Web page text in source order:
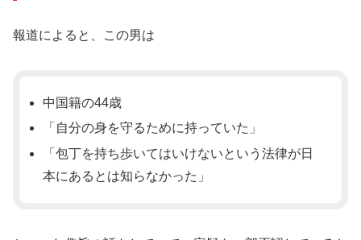
報道によると、この男は
中国籍の44歳
「自分の身を守るために持っていた」
「包丁を持ち歩いてはいけないという法律が日
本にあるとは知らなかった」